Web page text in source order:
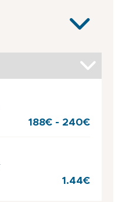
188€ - 240€
1.44€